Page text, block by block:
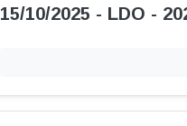
15/10/2025 - LDO -